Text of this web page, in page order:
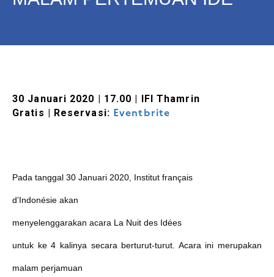
30 Januari 2020 | 17.00 | IFI Thamrin
Gratis | Reservasi: Eventbrite
Pada tanggal 30 Januari 2020, Institut français
d’Indonésie akan
menyelenggarakan acara La Nuit des Idées
untuk ke 4 kalinya secara berturut-turut. Acara ini merupakan
malam perjamuan